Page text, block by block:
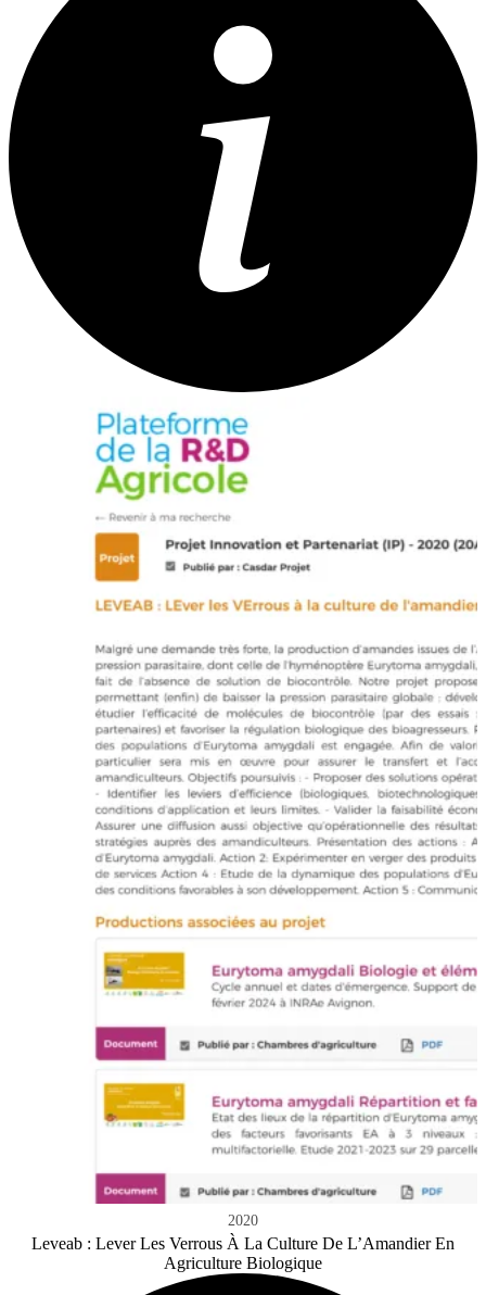
2020
Leveab : Lever Les Verrous À La Culture De L’Amandier En
Agriculture Biologique